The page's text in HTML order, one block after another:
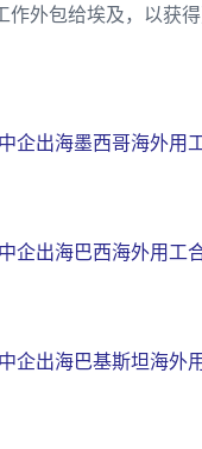
作外包给埃及，以获
企出海墨西哥海外用
企出海巴西海外用工
企出海巴基斯坦海外